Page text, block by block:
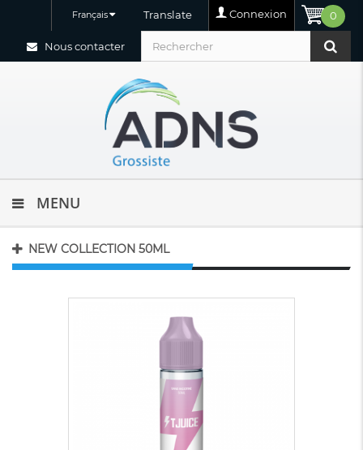
0
Connexion
Translate
Français
Nous contacter
MENU
NEW COLLECTION 50ML